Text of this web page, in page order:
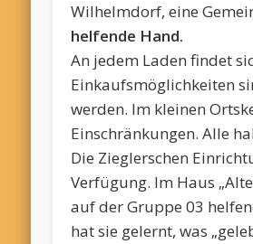
Wilhelmdorf, eine
helfende Hand.
An jedem Laden findet
Einkaufsmöglichkeiten
werden. Im kleinen
Einschränkungen. Alle
Die Zieglerschen
Verfügung. Im Haus
auf der Gruppe 03
hat sie gelernt, was